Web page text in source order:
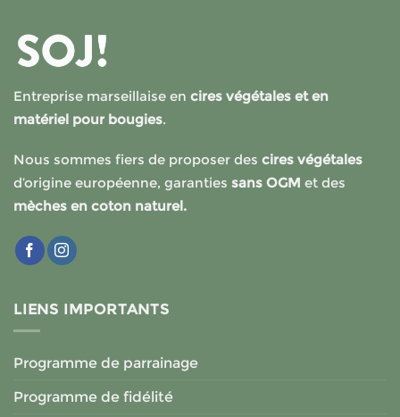
variations.
Les
peuvent
être
sur
la
peuvent
sur
la
Entreprise marseillaise en cires végétales et en
matériel pour bougies.
Nous sommes fiers de proposer des cires végétales
d’origine européenne, garanties sans OGM et des
mèches en coton naturel.
LIENS IMPORTANTS
Programme de parrainage
Programme de fidélité